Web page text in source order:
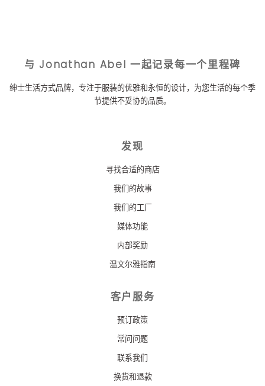
与 Jonathan Abel 一起记录每一个里程碑
绅士生活方式品牌，专注于服装的优雅和永恒的设计，为您生活的每个季
节提供不妥协的品质。
发现
寻找合适的商店
我们的故事
我们的工厂
媒体功能
内部奖励
温文尔雅指南
客户服务
预订政策
常问问题
联系我们
换货和退款